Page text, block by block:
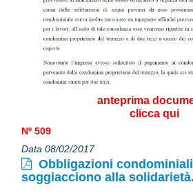
anteprima
clicca qui
Nº 509
Data 08/02/2017
Obbligazioni
soggiacciono alla solidarietà.